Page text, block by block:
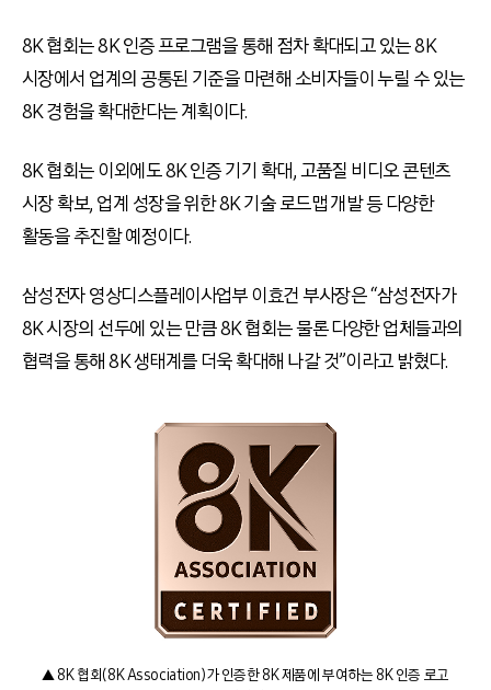
8K 협회는 8K 인증 프로그램을 통해 점차 확대되고 있는 8K
시장에서 업계의 공통된 기준을 마련해 소비자들이 누릴 수 있는
8K 경험을 확대한다는 계획이다.
8K 협회는 이외에도 8K 인증 기기 확대, 고품질 비디오 콘텐츠
시장 확보, 업계 성장을 위한 8K 기술 로드맵 개발 등 다양한
활동을 추진할 예정이다.
삼성전자 영상디스플레이사업부 이효건 부사장은 “삼성전자가
8K 시장의 선두에 있는 만큼 8K 협회는 물론 다양한 업체들과의
협력을 통해 8K 생태계를 더욱 확대해 나갈 것”이라고 밝혔다.
▲ 8K 협회(8K Association)가 인증한 8K 제품에 부여하는 8K 인증 로고